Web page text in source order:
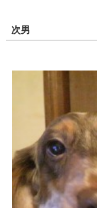
次男